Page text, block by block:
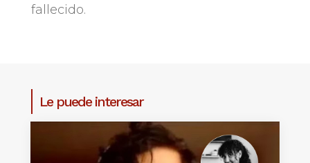
fallecido.
Le puede interesar